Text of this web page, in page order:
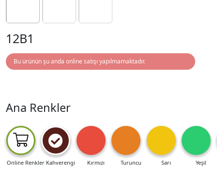
12B1
Bu ürünün şu anda online satışı yapılmamaktadır.
Ana Renkler
Online Renkler Kahverengi Kırmızı Turuncu Sarı Yeşil